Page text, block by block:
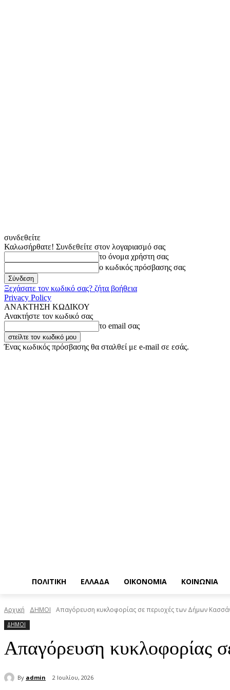
συνδεθείτε
Καλωσήρθατε! Συνδεθείτε στον λογαριασμό σας
το όνομα χρήστη σας
ο κωδικός πρόσβασης σας
Ξεχάσατε τον κωδικό σας? ζήτα βοήθεια
Privacy Policy
ΑΝΑΚΤΗΣΗ ΚΩΔΙΚΟΥ
Ανακτήστε τον κωδικό σας
το email σας
Ένας κωδικός πρόσβασης θα σταλθεί με e-mail σε εσάς.
ΠΟΛΙΤΙΚΗ ΕΛΛΑΔΑ ΟΙΚΟΝΟΜΙΑ ΚΟΙΝΩΝΙΑ
Αρχική ΔΗΜΟΙ Απαγόρευση κυκλοφορίας σε περιοχές των Δήμων
ΔΗΜΟΙ
Απαγόρευση κυκλοφορίας
By admin 2 Ιουλίου, 2026